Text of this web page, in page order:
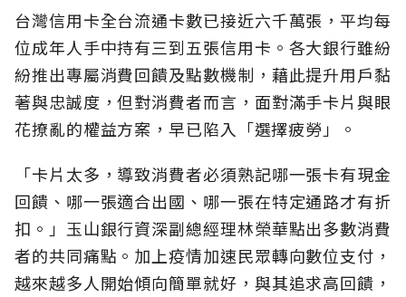
台灣信用卡全台流通卡數已接近六千萬張，平均每
位成年人手中持有三到五張信用卡。各大銀行雖紛
紛推出專屬消費回饋及點數機制，藉此提升用戶黏
著與忠誠度，但對消費者而言，面對滿手卡片與眼
花撩亂的權益方案，早已陷入「選擇疲勞」。
「卡片太多，導致消費者必須熟記哪一張卡有現金
回饋、哪一張適合出國、哪一張在特定通路才有折
扣。」玉山銀行資深副總經理林榮華點出多數消費
者的共同痛點。加上疫情加速民眾轉向數位支付，
越來越多人開始傾向簡單就好，與其追求高回饋，